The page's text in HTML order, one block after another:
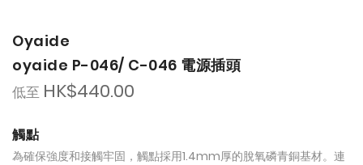
Oyaide
oyaide P-046/ C-046 電源插頭
低至 HK$440.00
觸點
為確保強度和接觸牢固，觸點採用1.4mm厚的脫氧磷青銅基材。連